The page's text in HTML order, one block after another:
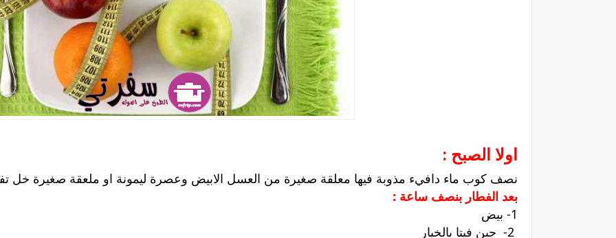
اولا الصبح :
نصف كوب ماء دافيء مذوبة فيها معلقة صغيرة من العسل الابيض وعصرة ليمونة او ملعقة صغيرة خل
بعد الفطار بنصف ساعة :
1- بيض